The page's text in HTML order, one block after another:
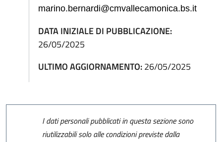
marino.bernardi@cmvallecamonica.bs.it
DATA INIZIALE DI PUBBLICAZIONE:
26/05/2025
ULTIMO AGGIORNAMENTO:26/05/2025
I dati personali pubblicati in questa sezione sono
riutilizzabili solo alle condizioni previste dalla